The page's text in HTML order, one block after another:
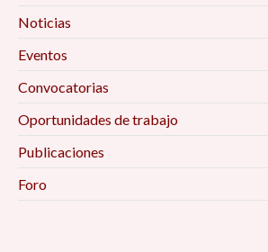
Noticias
Eventos
Convocatorias
Oportunidades de trabajo
Publicaciones
Foro